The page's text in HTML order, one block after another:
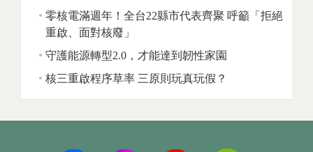
零核電滿週年！全台22縣市代表齊聚 呼籲「拒絕
重啟、面對核廢」
守護能源轉型2.0，才能達到韌性家園
核三重啟程序草率 三原則玩真玩假？